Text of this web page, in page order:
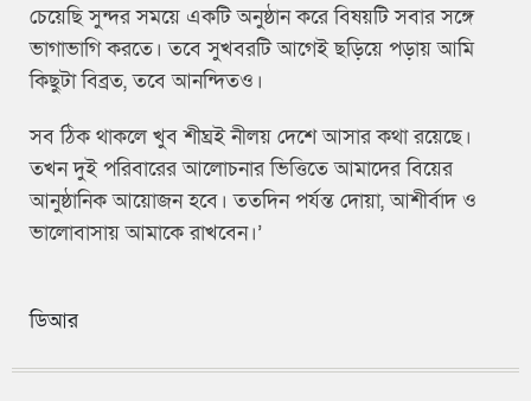
চেয়েছি সুন্দর সময়ে একটি অনুষ্ঠান করে বিষয়টি সবার সঙ্গে
ভাগাভাগি করতে। তবে সুখবরটি আগেই ছড়িয়ে পড়ায় আমি
কিছুটা বিব্রত, তবে আনন্দিতও।
সব ঠিক থাকলে খুব শীঘ্রই নীলয় দেশে আসার কথা রয়েছে।
তখন দুই পরিবারের আলোচনার ভিত্তিতে আমাদের বিয়ের
আনুষ্ঠানিক আয়োজন হবে। ততদিন পর্যন্ত দোয়া, আশীর্বাদ ও
ভালোবাসায় আমাকে রাখবেন।’
ডিআর